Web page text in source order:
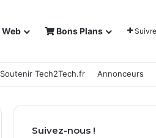
Web Bons Plans Suivre
Soutenir Tech2Tech.fr Annonceurs
Suivez-nous !